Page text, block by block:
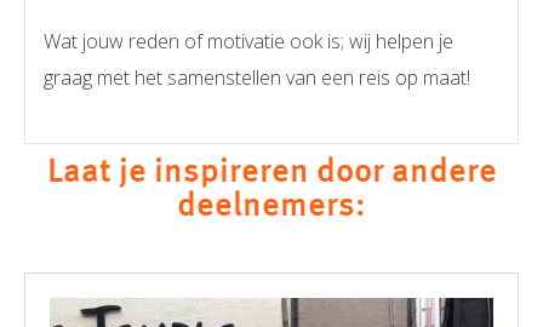
Wat jouw reden of motivatie ook is; wij helpen je
graag met het samenstellen van een reis op maat!
Laat je inspireren door andere
deelnemers: